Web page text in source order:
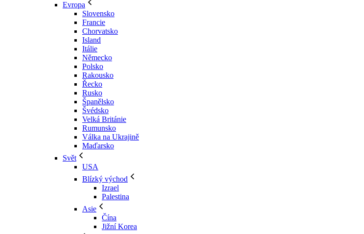
Evropa
Slovensko
Francie
Chorvatsko
Island
Itálie
Německo
Polsko
Rakousko
Řecko
Rusko
Španělsko
Švédsko
Velká Británie
Rumunsko
Válka na Ukrajině
Maďarsko
Svět
USA
Blízký východ
Izrael
Palestina
Asie
Čína
Jižní Korea